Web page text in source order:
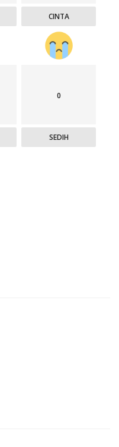
CINTA
0
SEDIH